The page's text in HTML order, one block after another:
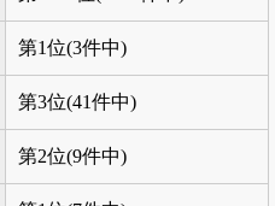
第1位(3件中)
第3位(41件中)
第2位(9件中)